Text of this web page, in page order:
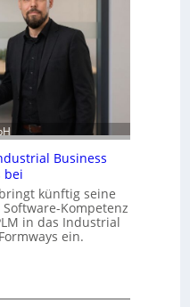
Business
bei
künftig seine
Kompetenz
in das Industrial
ein.